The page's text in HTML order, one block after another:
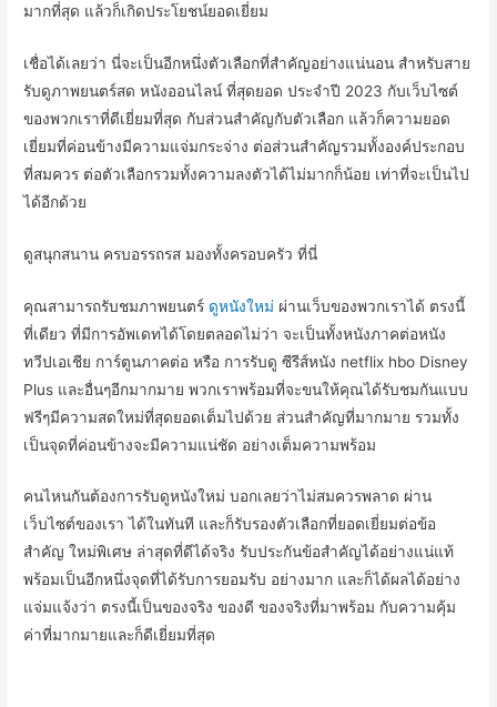
มากที่สุด แล้วก็เกิดประโยชน์ยอดเยี่ยม
เชื่อได้เลยว่า นี่จะเป็นอีกหนึ่งตัวเลือกที่สำคัญอย่างแน่นอน สำหรับสาย
รับดูภาพยนตร์สด หนังออนไลน์ ที่สุดยอด ประจำปี 2023 กับเว็บไซต์
ของพวกเราที่ดีเยี่ยมที่สุด กับส่วนสำคัญกับตัวเลือก แล้วก็ความยอด
เยี่ยมที่ค่อนข้างมีความแจ่มกระจ่าง ต่อส่วนสำคัญรวมทั้งองค์ประกอบ
ที่สมควร ต่อตัวเลือกรวมทั้งความลงตัวได้ไม่มากก็น้อย เท่าที่จะเป็นไป
ได้อีกด้วย
ดูสนุกสนาน ครบอรรถรส มองทั้งครอบครัว ที่นี่
คุณสามารถรับชมภาพยนตร์ ดูหนังใหม่ ผ่านเว็บของพวกเราได้ ตรงนี้
ที่เดียว ที่มีการอัพเดทได้โดยตลอดไม่ว่า จะเป็นทั้งหนังภาคต่อหนัง
ทวีปเอเชีย การ์ตูนภาคต่อ หรือ การรับดู ซีรีส์หนัง netflix hbo Disney
Plus และอื่นๆอีกมากมาย พวกเราพร้อมที่จะขนให้คุณได้รับชมกันแบบ
ฟรีๆมีความสดใหม่ที่สุดยอดเต็มไปด้วย ส่วนสำคัญที่มากมาย รวมทั้ง
เป็นจุดที่ค่อนข้างจะมีความแน่ชัด อย่างเต็มความพร้อม
คนไหนกันต้องการรับดูหนังใหม่ บอกเลยว่าไม่สมควรพลาด ผ่าน
เว็บไซต์ของเรา ได้ในทันที และก็รับรองตัวเลือกที่ยอดเยี่ยมต่อข้อ
สำคัญ ใหม่พิเศษ ล่าสุดที่ดีได้จริง รับประกันข้อสำคัญได้อย่างแน่แท้
พร้อมเป็นอีกหนึ่งจุดที่ได้รับการยอมรับ อย่างมาก และก็ได้ผลได้อย่าง
แจ่มแจ้งว่า ตรงนี้เป็นของจริง ของดี ของจริงที่มาพร้อม กับความคุ้ม
ค่าที่มากมายและก็ดีเยี่ยมที่สุด